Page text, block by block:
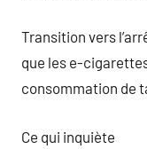
Transition vers
que les e-
consommation de
Ce qui inquiète